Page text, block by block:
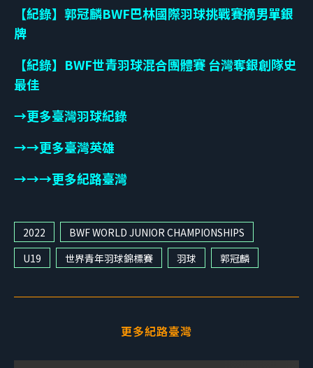
【紀錄】郭冠麟BWF巴林國際羽球挑戰賽摘男單銀
牌
【紀錄】BWF世青羽球混合團體賽 台灣奪銀創隊史
最佳
→更多臺灣羽球紀錄
→→更多臺灣英雄
→→→更多紀路臺灣
2022
BWF WORLD JUNIOR CHAMPIONSHIPS
U19
世界青年羽球錦標賽 羽球 郭冠麟
更多紀路臺灣